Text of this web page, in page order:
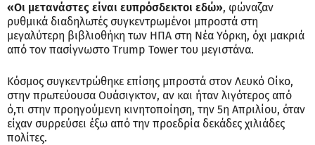
«Οι μετανάστες είναι ευπρόσδεκτοι εδώ», φώναζαν
ρυθμικά διαδηλωτές συγκεντρωμένοι μπροστά στη
μεγαλύτερη βιβλιοθήκη των ΗΠΑ στη Νέα Υόρκη, όχι μακριά
από τον πασίγνωστο Trump Tower του μεγιστάνα.
Κόσμος συγκεντρώθηκε επίσης μπροστά στον Λευκό Οίκο,
στην πρωτεύουσα Ουάσιγκτον, αν και ήταν λιγότερος από
ό,τι στην προηγούμενη κινητοποίηση, την 5η Απριλίου, όταν
είχαν συρρεύσει έξω από την προεδρία δεκάδες χιλιάδες
πολίτες.